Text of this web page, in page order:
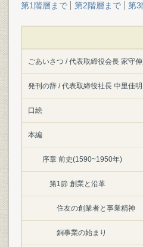
第1階層まで 第2階層まで 第3
ごあいさつ / 代表取締役会長 家守
発刊の辞 / 代表取締役社長 中里佳明
口絵
本編
序章 前史(1590~1950年)
第1節 創業と沿革
住友の創業者と事業精神
銅事業の始まり